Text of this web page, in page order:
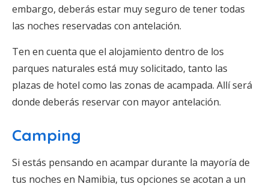
embargo, deberás estar muy seguro de tener todas
las noches reservadas con antelación.
Ten en cuenta que el alojamiento dentro de los
parques naturales está muy solicitado, tanto las
plazas de hotel como las zonas de acampada. Allí será
donde deberás reservar con mayor antelación.
Camping
Si estás pensando en acampar durante la mayoría de
tus noches en Namibia, tus opciones se acotan a un